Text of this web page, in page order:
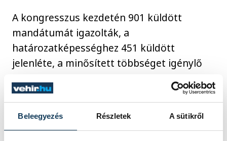
Beleegyezés Részletek A sütikről
A kongresszus kezdetén 901 küldött
mandátumát igazolták, a
határozatképességhez 451 küldött
jelenléte, a minősített többséget igénylő
szükséges.